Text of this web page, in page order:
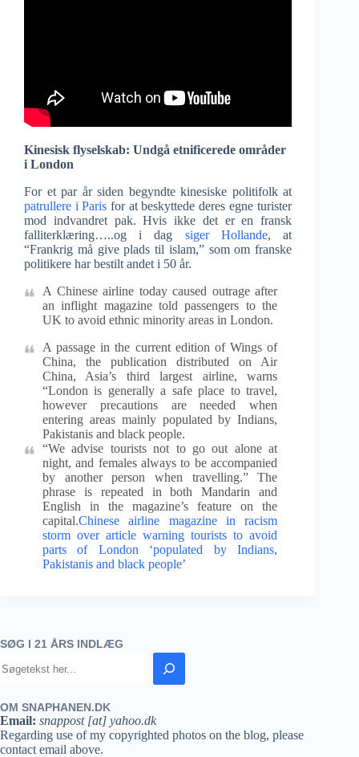
Kinesisk flyselskab: Undgå etnificerede områder
i London
For et par år siden begyndte kinesiske politifolk at
patrullere i Paris for at beskyttede deres egne turister
mod indvandret pak. Hvis ikke det er en fransk
falliterklæring…..og i dag siger Hollande, at
“Frankrig må give plads til islam,” som om franske
politikere har bestilt andet i 50 år.
A Chinese airline today caused outrage after
an inflight magazine told passengers to the
UK to avoid ethnic minority areas in London.
A passage in the current edition of Wings of
China, the publication distributed on Air
China, Asia’s third largest airline, warns
“London is generally a safe place to travel,
however precautions are needed when
entering areas mainly populated by Indians,
Pakistanis and black people.
“We advise tourists not to go out alone at
night, and females always to be accompanied
by another person when travelling.” The
phrase is repeated in both Mandarin and
English in the magazine’s feature on the
capital.Chinese airline magazine in racism
storm over article warning tourists to avoid
parts of London ‘populated by Indians,
Pakistanis and black people’
SØG I 21 ÅRS INDLÆG
OM SNAPHANEN.DK
Email: snappost [at] yahoo.dk
Regarding use of my copyrighted photos on the blog, please
contact email above.